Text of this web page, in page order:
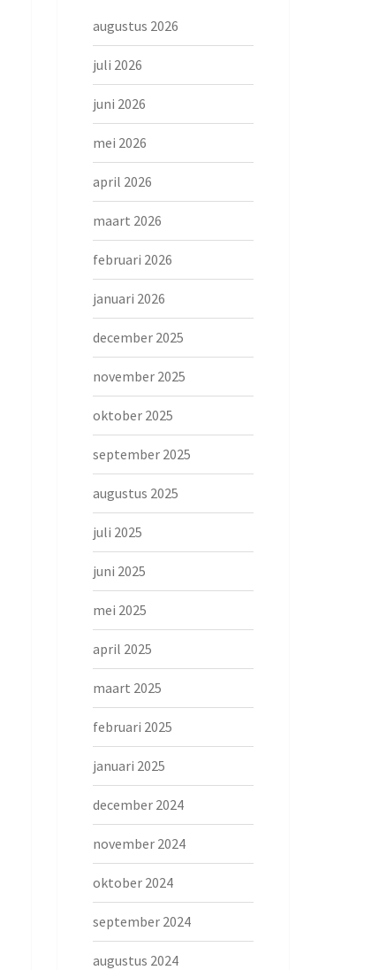
augustus 2026
juli 2026
juni 2026
mei 2026
april 2026
maart 2026
februari 2026
januari 2026
december 2025
november 2025
oktober 2025
september 2025
augustus 2025
juli 2025
juni 2025
mei 2025
april 2025
maart 2025
februari 2025
januari 2025
december 2024
november 2024
oktober 2024
september 2024
augustus 2024